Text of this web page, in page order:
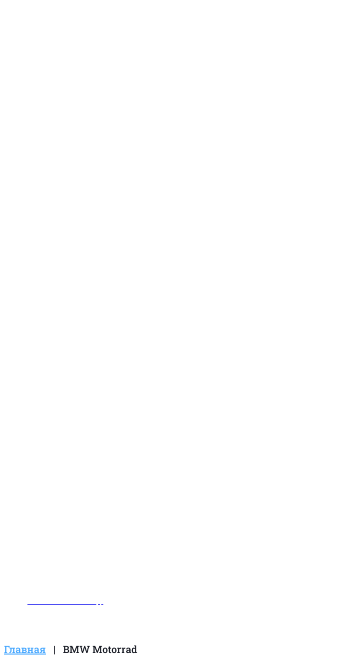
Главная | BMW Motorrad